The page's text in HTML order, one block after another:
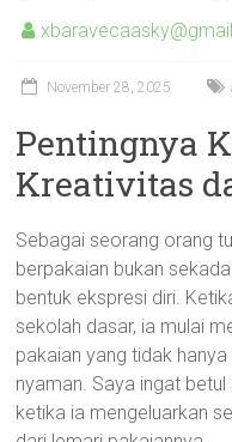
November 28, 2025
Pentingnya
Kreativitas
Sebagai seorang orang
berpakaian bukan
bentuk ekspresi diri.
sekolah dasar, ia mulai
pakaian yang tidak
nyaman. Saya ingat
ketika ia mengeluarkan